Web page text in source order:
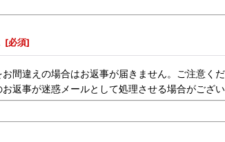
[必須]
間違えの場合はお返事が届きません。ご注意くだ
お返事が迷惑メールとして処理させる場合がござ